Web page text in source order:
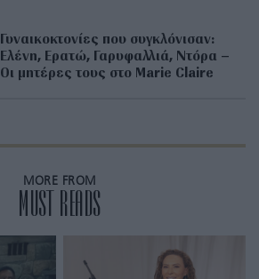
Γυναικοκτονίες που συγκλόνισαν:
Ελένη, Ερατώ, Γαρυφαλλιά, Ντόρα –
Οι μητέρες τους στο Μarie Claire
MORE FROM
MUST READS